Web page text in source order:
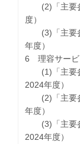
(2)「主要参
度）
(3)「主要参
年度）
6 理容サービ
(1)「主要参
2024年度）
(2)「主要参
年度）
(3)「主要参
2024年度）